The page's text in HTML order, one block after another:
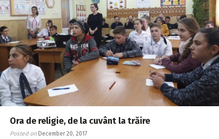
Ora de religie, de la cuvânt la trăire
Posted on December 20, 2017